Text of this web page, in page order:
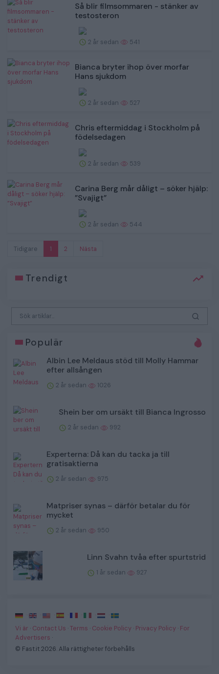
Så blir filmsommaren - stänker av
testosteron
2 år sedan 541
Bianca bryter ihop över morfar
Hans sjukdom
2 år sedan 527
Chris eftermiddag i Stockholm på
födelsedagen
2 år sedan 539
Carina Berg mår dåligt – söker hjälp:
”Svajigt”
2 år sedan 544
Tidigare 1 2 Nästa
Trendigt
Populär
Albin Lee Meldaus stöd till Molly Hammar
efter allsången
2 år sedan 1026
Shein ber om ursäkt till Bianca Ingrosso
2 år sedan 992
Experterna: Då kan du tacka ja till
gratisaktierna
2 år sedan 975
Matpriser synas – därför betalar du för
mycket
2 år sedan 950
Linn Svahn tvåa efter spurtstrid
1 år sedan 927
· · · · · ·
·
Vi är · Contact Us ·Terms · Cookie Policy · Privacy Policy · For
Advertisers ·
© Fast.it 2026. Alla rättigheter förbehålls